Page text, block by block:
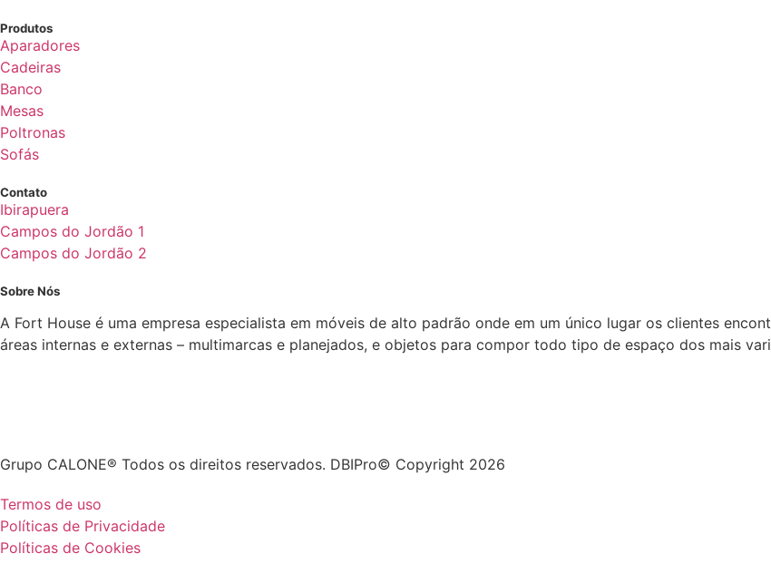
Produtos
Aparadores
Cadeiras
Banco
Mesas
Poltronas
Sofás
Contato
Ibirapuera
Campos do Jordão 1
Campos do Jordão 2
Sobre Nós
A Fort House é uma empresa especialista em móveis de alto padrão onde em um único lugar os clientes
áreas internas e externas – multimarcas e planejados, e objetos para compor todo tipo de espaço dos mais
Grupo CALONE® Todos os direitos reservados. DBIPro© Copyright 2026
Termos de uso
Políticas de Privacidade
Políticas de Cookies